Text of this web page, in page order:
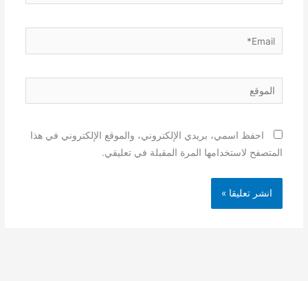
Email*
الموقع
احفظ اسمي، بريدي الإلكتروني، والموقع الإلكتروني في هذا
المتصفح لاستخدامها المرة المقبلة في تعليقي.